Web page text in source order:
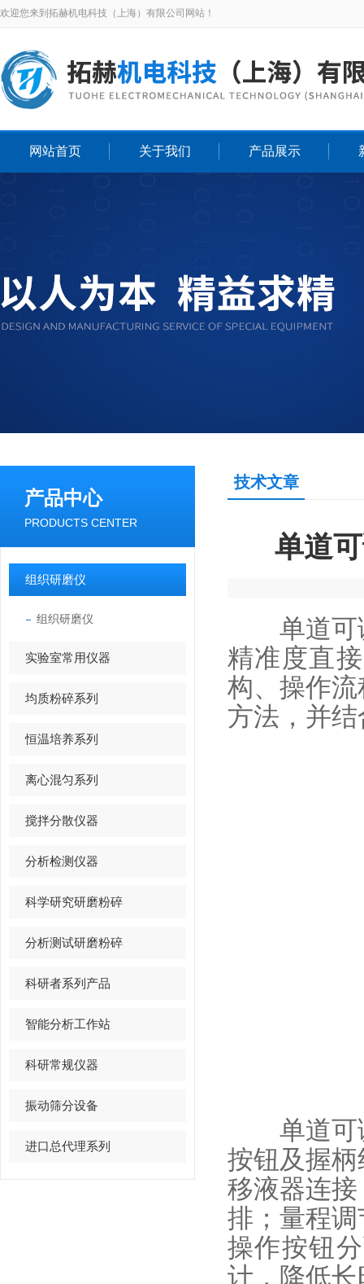
欢迎您来到拓赫机电科技（上海）有限公司网站！
网站首页 关于我们 产品展示
产品中心
PRODUCTS CENTER
组织研磨仪
组织研磨仪
实验室常用仪器
均质粉碎系列
恒温培养系列
离心混匀系列
搅拌分散仪器
分析检测仪器
科学研究研磨粉碎
分析测试研磨粉碎
科研者系列产品
智能分析工作站
科研常规仪器
振动筛分设备
进口总代理系列
技术文章
单道
单道可调
精准度直
构、操作
方法，并
单道可调
按钮及握
移液器连
排；量程
操作按钮
计，降低